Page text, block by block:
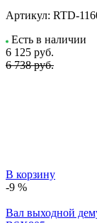
Артикул: RTD-
Есть в наличии
6 125 руб.
6 738 руб.
В корзину
-9 %
Вал выходной